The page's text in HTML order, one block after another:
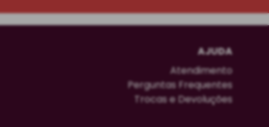
AJUDA
Atendimento
Perguntas Frequentes
Trocas e Devoluções